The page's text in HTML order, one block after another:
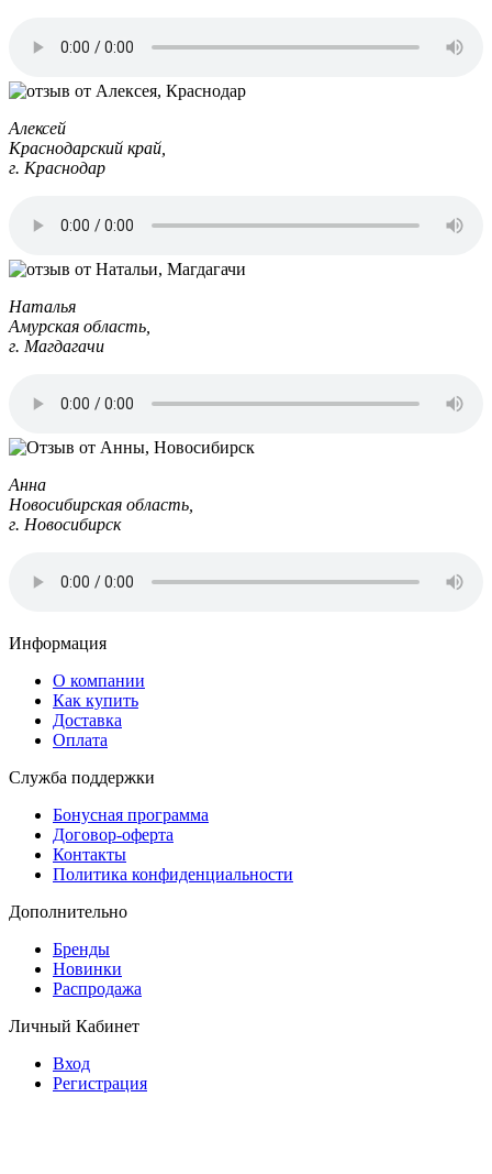
Алексей
Краснодарский край,
г. Краснодар
Наталья
Амурская область,
г. Магдагачи
Анна
Новосибирская область,
г. Новосибирск
Информация
О компании
Как купить
Доставка
Оплата
Служба поддержки
Бонусная программа
Договор-оферта
Контакты
Политика конфиденциальности
Дополнительно
Бренды
Новинки
Распродажа
Личный Кабинет
Вход
Регистрация